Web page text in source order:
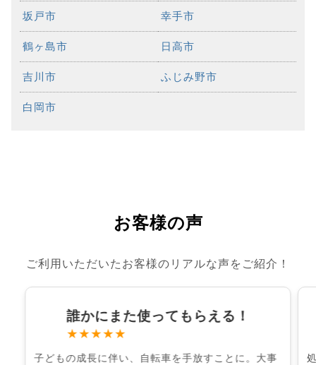
坂戸市 幸手市
鶴ヶ島市 日高市
吉川市 ふじみ野市
白岡市
お客様の声
ご利用いただいたお客様のリアルな声をご紹介！
誰かにまた使ってもらえる！
★★★★★
子どもの成長に伴い、自転車を手放すことに。大事